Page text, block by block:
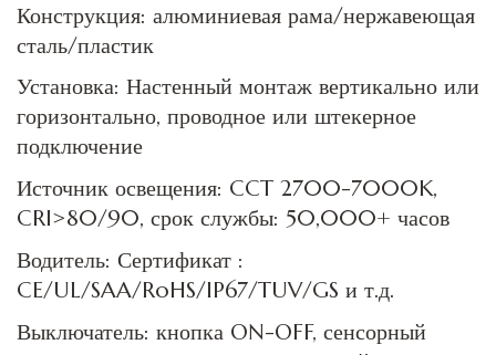
Конструкция: алюминиевая рама/нержавеющая
сталь/пластик
Установка: Настенный монтаж вертикально или
горизонтально, проводное или штекерное
подключение
Источник освещения: CCT 2700-7000K,
CRI>80/90, срок службы: 50,000+ часов
Водитель: Сертификат :
CE/UL/SAA/RoHS/IP67/TUV/GS и т.д.
Выключатель: кнопка ON-OFF, сенсорный